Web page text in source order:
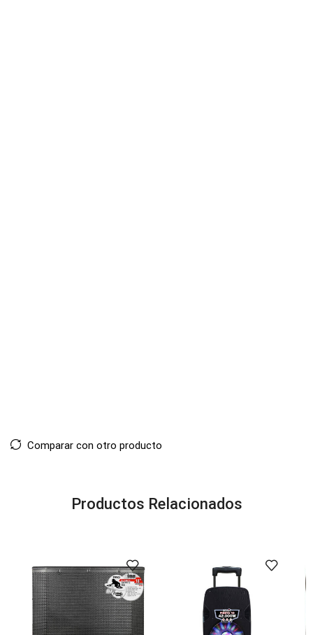
Comparar con otro producto
Productos Relacionados